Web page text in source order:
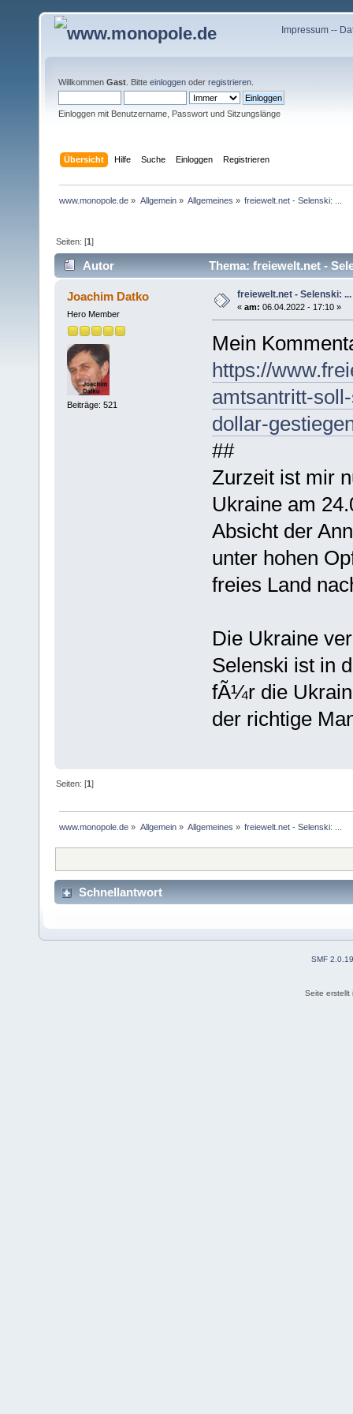
Impressum--
Willkommen Gast . Bitte einloggen oder registrieren
Einloggen mit Benutzername, Passwort und Sitzungslänge
Übersicht Hilfe Suche Einloggen Registrieren
www.monopole.de » Allgemein» Allgemeines » freiewelt.net - Selenski: ...
Seiten: [1]
Autor Thema: freiewelt.net -
Joachim Datko
Hero Member
Beiträge: 521
freiewelt.net - Selenski: ...
« am: 06.04.2022 - 17:10 »
Mein
https://
amtsantritt-
dollar-
##
Zurzeit ist mir
Ukraine am
Absicht der
unter hohen
freies Land
Die Ukraine
Selenski ist in
fÃ¼r die
der richtige
Seiten: [1]
www.monopole.de » Allgemein» Allgemeines » freiewelt.net - Selenski: ...
Schnellantwort
SMF 2.0.19
Seite erstellt